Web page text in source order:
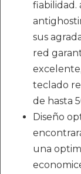
fiabilidad.
sus
red
teclado
de hasta
Diseño
una